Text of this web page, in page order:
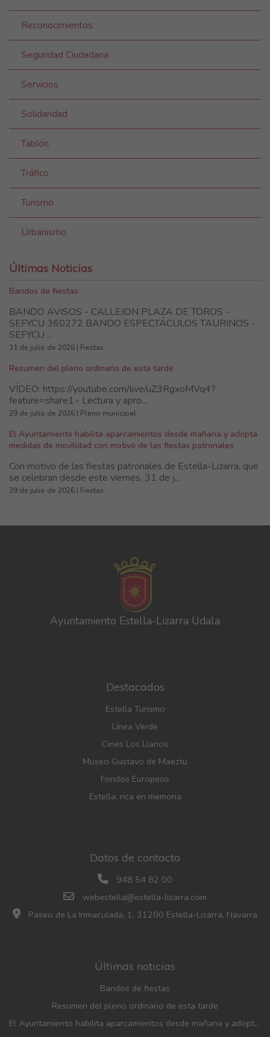
Reconocimientos
Seguridad Ciudadana
Servicios
Solidaridad
Tablón
Tráfico
Turismo
Urbanismo
Últimas Noticias
Bandos de fiestas
BANDO AVISOS - CALLEJON PLAZA DE TOROS -
SEFYCU 360272 BANDO ESPECTÁCULOS TAURINOS -
SEFYCU ...
31 de julio de 2026 | Fiestas
Resumen del pleno ordinario de esta tarde
VÍDEO: https://youtube.com/live/uZ3RgxoMVq4?
feature=share1.- Lectura y apro...
29 de julio de 2026 | Pleno municipal
El Ayuntamiento habilita aparcamientos desde mañana y adopta
medidas de movilidad con motivo de las fiestas patronales
Con motivo de las fiestas patronales de Estella-Lizarra, que
se celebran desde este viernes, 31 de j...
29 de julio de 2026 | Fiestas
Ayuntamiento Estella-Lizarra Udala
Destacados
Estella Turismo
Línea Verde
Cines Los Llanos
Museo Gustavo de Maeztu
Fondos Europeos
Estella, rica en memoria
Datos de contacto
948 54 82 00
webestella@estella-lizarra.com
Paseo de La Inmaculada, 1, 31200 Estella-Lizarra, Navarra
Últimas noticias
Bandos de fiestas
Resumen del pleno ordinario de esta tarde
El Ayuntamiento habilita aparcamientos desde mañana y adopta medidas de movilidad con motivo de las fiestas patronales